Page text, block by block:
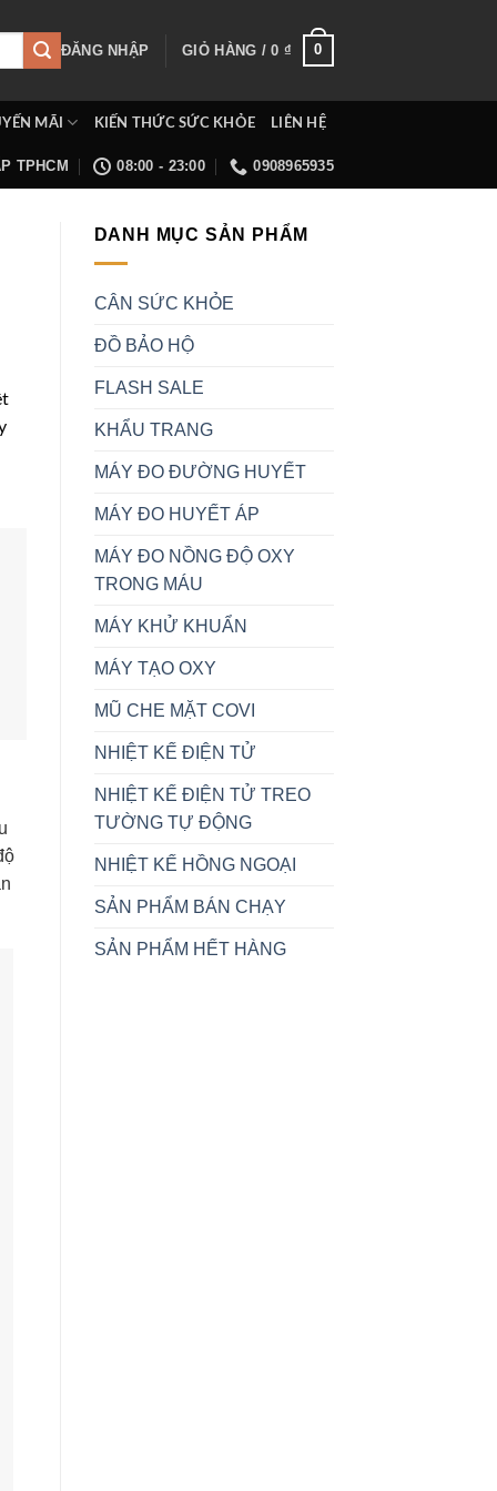
ĐĂNG NHẬP GIỎ HÀNG /0 ₫ 0
MÃI KIẾN THỨC SỨC KHỎE LIÊN HỆ
TPHCM 08:00 - 23:00 0908965935
DANH MỤC SẢN PHẨM
CÂN SỨC KHỎE
ĐỒ BẢO HỘ
FLASH SALE
KHẨU TRANG
MÁY ĐO ĐƯỜNG HUYẾT
MÁY ĐO HUYẾT ÁP
MÁY ĐO NỒNG ĐỘ OXY
TRONG MÁU
MÁY KHỬ KHUẨN
MÁY TẠO OXY
MŨ CHE MẶT COVI
NHIỆT KẾ ĐIỆN TỬ
NHIỆT KẾ ĐIỆN TỬ TREO
TƯỜNG TỰ ĐỘNG
NHIỆT KẾ HỒNG NGOẠI
SẢN PHẨM BÁN CHẠY
SẢN PHẨM HẾT HÀNG